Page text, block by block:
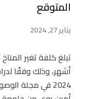
المتوقع
يناير 27, 2024
تبلغ كلفة تغير